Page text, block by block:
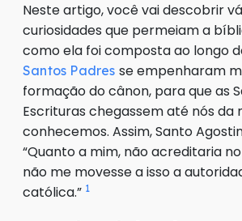
Neste artigo, você vai descobrir
curiosidades que permeiam a
como ela foi composta ao longo
Santos Padres se empenharam
formação do cânon, para que as
Escrituras chegassem até nós da
conhecemos. Assim, Santo
“Quanto a mim, não acreditaria
não me movesse a isso a
católica.” 1